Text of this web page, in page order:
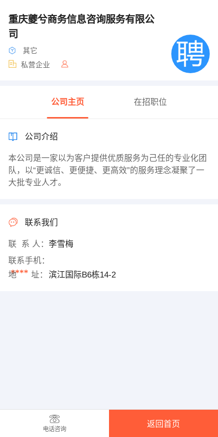
重庆夔兮商务信息咨询服务有限公
司
其它
私营企业
公司主页 在招职位
公司介绍
本公司是一家以为客户提供优质服务为己任的专业化团
队，以“更诚信、更便捷、更高效”的服务理念凝聚了一
大批专业人才。
联系我们
联 系 人： 李雪梅
联系手机：
****
地 址： 滨江国际B6栋14-2
电话咨询
返回首页